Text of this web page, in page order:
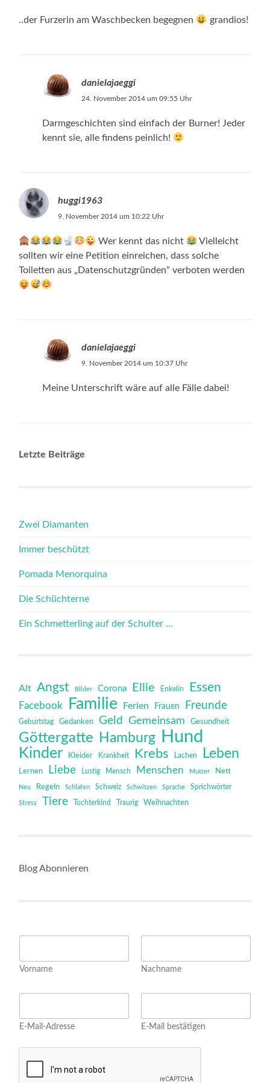
..der Furzerin am Waschbecken begegnen grandios!
danielajaeggi
24. November 2014 um 09:55 Uhr
Darmgeschichten sind einfach der Burner! Jeder
kennt sie, alle findens peinlich!
huggi1963
9. November 2014 um 10:22 Uhr
Wer kennt das nicht
Vielleicht
sollten wir eine Petition einreichen, dass solche
Toiletten aus „Datenschutzgründen“ verboten werden
danielajaeggi
9. November 2014 um 10:37 Uhr
Meine Unterschrift wäre auf alle Fälle dabei!
Letzte Beiträge
Zwei Diamanten
Immer beschützt
Pomada Menorquina
Die Schüchterne
Ein Schmetterling auf der Schulter …
Alt Angst Bilder Corona Ellie Enkelin Essen
Facebook Familie Ferien Frauen Freunde
Geburtstag Gedanken Geld Gemeinsam Gesundheit
Göttergatte Hamburg Hund
Kinder Kleider Krankheit Krebs Lachen Leben
Lernen Liebe Lustig Mensch Menschen Mutter Nett
Neu Regeln Schlafen Schweiz Schwitzen Sprache Sprichwörter
Stress Tiere Tochterkind Traurig Weihnachten
Blog Abonnieren
m
e
Vorname Nachname
e
a
m
a
i
E-Mail-Adresse E-Mail bestätigen